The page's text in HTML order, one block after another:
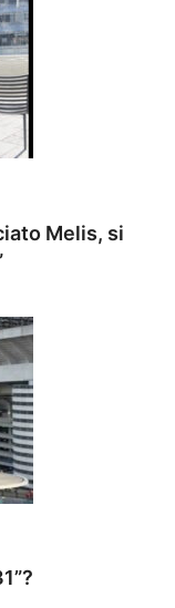
Melis, si